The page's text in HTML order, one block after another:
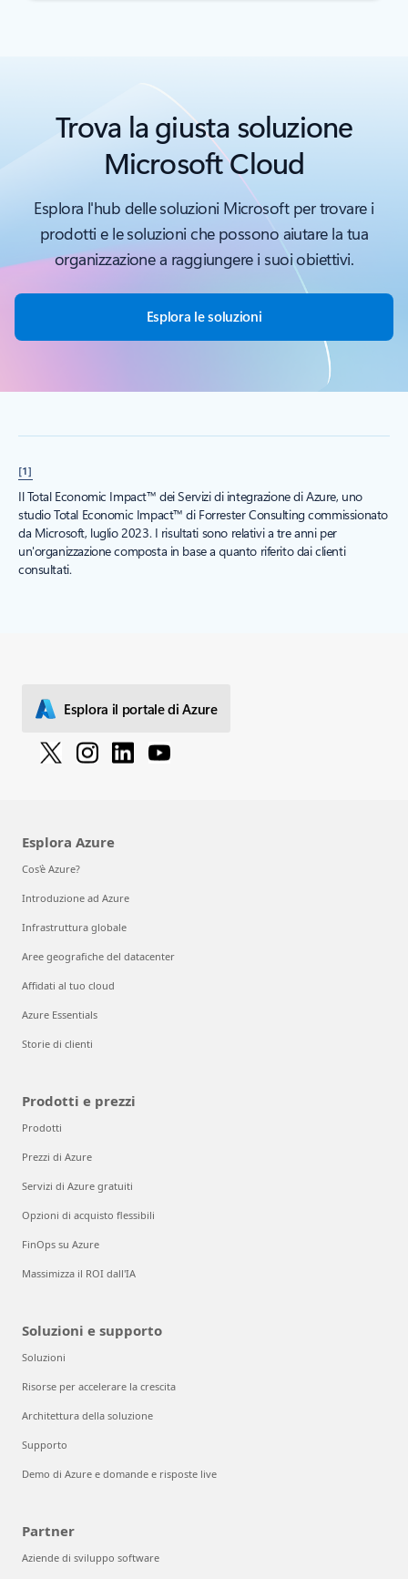
Trova la giusta soluzione
Microsoft Cloud
Esplora l'hub delle soluzioni Microsoft per trovare i
prodotti e le soluzioni che possono aiutare la tua
organizzazione a raggiungere i suoi obiettivi.
Esplora le soluzioni
[1]
Il Total Economic Impact™ dei Servizi di integrazione di Azure, uno
studio Total Economic Impact™ di Forrester Consulting commissionato
da Microsoft, luglio 2023. I risultati sono relativi a tre anni per
un'organizzazione composta in base a quanto riferito dai clienti
consultati.
Esplora il portale di Azure
Esplora Azure
Cos'è Azure?
Introduzione ad Azure
Infrastruttura globale
Aree geografiche del datacenter
Affidati al tuo cloud
Azure Essentials
Storie di clienti
Prodotti e prezzi
Prodotti
Prezzi di Azure
Servizi di Azure gratuiti
Opzioni di acquisto flessibili
FinOps su Azure
Massimizza il ROI dall'IA
Soluzioni e supporto
Soluzioni
Risorse per accelerare la crescita
Architettura della soluzione
Supporto
Demo di Azure e domande e risposte live
Partner
Aziende di sviluppo software